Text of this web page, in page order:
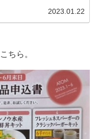
2023.01.22
ちら。